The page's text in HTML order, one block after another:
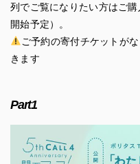
列でご覧になりたい方はご
開始予定）。
ご予約の寄付チケットが
きます
Part1